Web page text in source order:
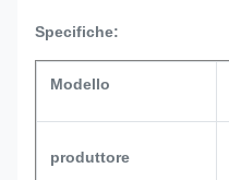
Specifiche:
Modello
produttore